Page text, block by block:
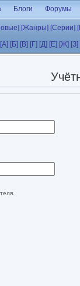
Блоги Форумы
[Жанры] [Серии]
[А] [Б] [В] [Г] [Д] [Е] [Ж] [З]